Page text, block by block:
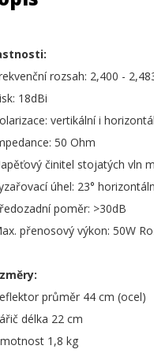
rozsah: 2,400 -
18dBi
vertikální i
50 Ohm
činitel stojatých vln
úhel: 23°
poměr: >30dB
přenosový výkon: 50W
průměr 44 cm (ocel)
délka 22 cm
1,8 kg